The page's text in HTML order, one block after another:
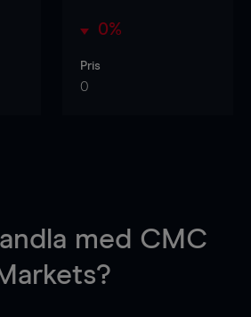
0%
Pris
0
med CMC